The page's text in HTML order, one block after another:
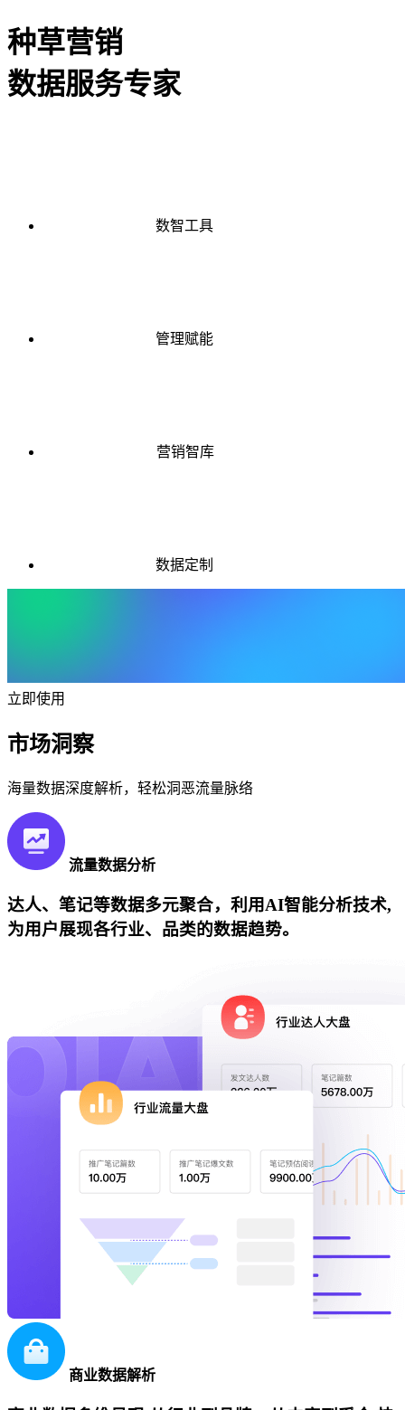
种草营销
数据服务专家
数智工具
管理赋能
营销智库
数据定制
立即使用
市场洞察
海量数据深度解析，轻松洞恶流量脉络
流量数据分析
达人、笔记等数据多元聚合，利用AI智能分析技术,
为用户展现各行业、品类的数据趋势。
商业数据解析